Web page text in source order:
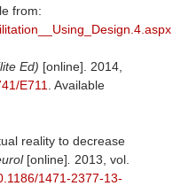
from:
Ed) [online]. 2014,
E711
Available
reality to decrease
[online]
2013, vol.
1471-2377-13-